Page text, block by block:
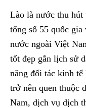
Lào là nước thu hút
tổng số 55 quốc
nước ngoài Việt
tốt đẹp gắn lịch sử
năng đối tác kinh
trở nên quen thuộc
Nam, dịch vụ dịch